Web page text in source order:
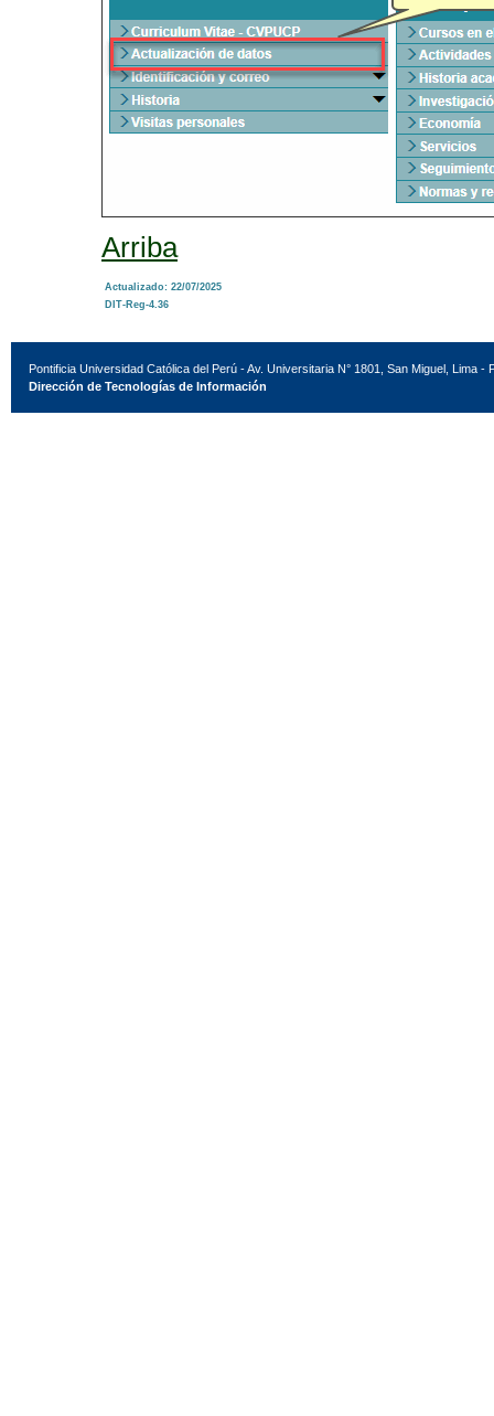
Arriba
Actualizado: 22/07/2025
DIT-Reg-4.36
Pontificia Universidad Católica del Perú - Av. Universitaria N° 1801, San Miguel, Lima -
Dirección de Tecnologías de Información